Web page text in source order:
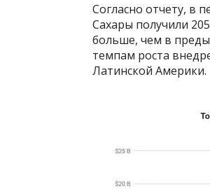
Согласно отчету, в
Сахары получили
больше, чем в
темпам роста
Латинской Америки.